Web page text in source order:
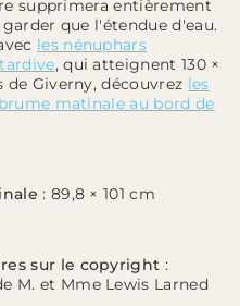
supprimera entièrement
que l'étendue d'eau.
les nénuphars
, qui atteignent 130 ×
Giverny, découvrez les
matinale au bord de
: 89,8 × 101 cm
sur le copyright :
M. et Mme Lewis Larned